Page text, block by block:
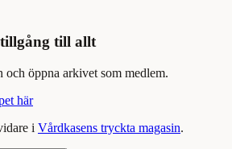
till allt
och öppna arkivet som medlem.
här
i Vårdkasens tryckta magasin.